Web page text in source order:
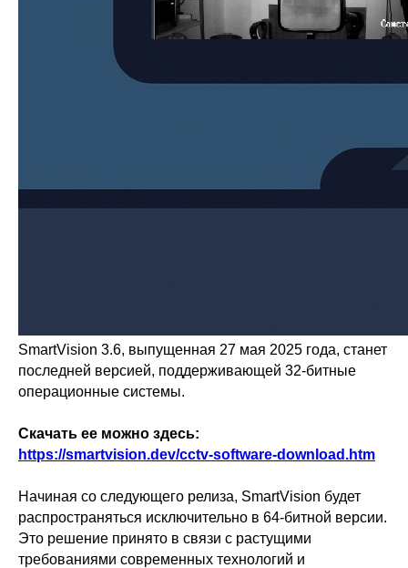
SmartVision 3.6, выпущенная 27 мая 2025 года, станет
последней версией, поддерживающей 32-битные
операционные системы.
Скачать ее можно здесь:
https://smartvision.dev/cctv-software-download.htm
Начиная со следующего релиза, SmartVision будет
распространяться исключительно в 64-битной версии.
Это решение принято в связи с растущими
требованиями современных технологий и